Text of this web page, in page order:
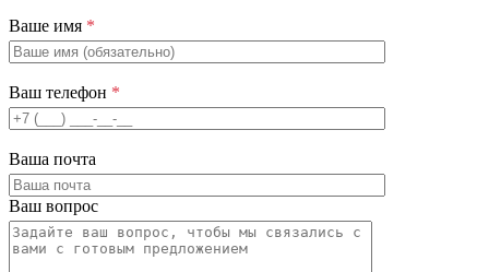
Ваше имя *
Ваш телефон *
Ваша почта
Ваш вопрос